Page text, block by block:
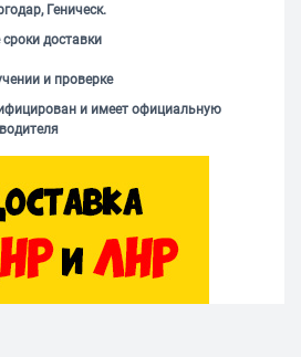
Геническ.
доставки
и проверке
и имеет официальную